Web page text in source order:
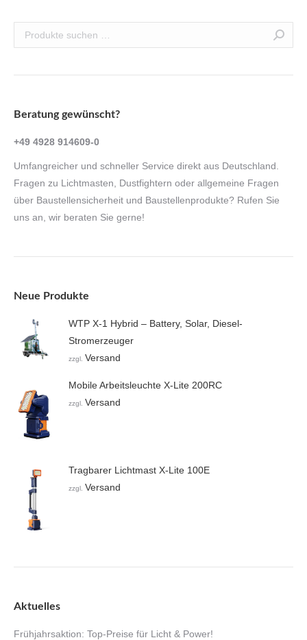
Beratung gewünscht?
+49 4928 914609-0
Umfangreicher und schneller Service direkt aus Deutschland.
Fragen zu Lichtmasten, Dustfightern oder allgemeine Fragen
über Baustellensicherheit und Baustellenprodukte? Rufen Sie
uns an, wir beraten Sie gerne!
Neue Produkte
WTP X-1 Hybrid – Battery, Solar, Diesel-
Stromerzeuger
zzgl. Versand
Mobile Arbeitsleuchte X-Lite 200RC
zzgl. Versand
Tragbarer Lichtmast X-Lite 100E
zzgl. Versand
Aktuelles
Frühjahrsaktion: Top-Preise für Licht & Power!